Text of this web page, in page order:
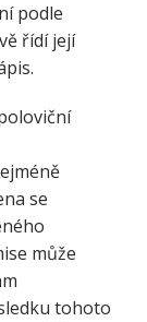
podle
řídí její
se
může
tohoto